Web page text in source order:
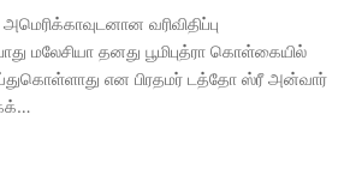
வரிவிதிப்பு
மலேசியா தனது பூமிபுத்ரா கொள்கையில்
என பிரதமர் டத்தோ ஸ்ரீ அன்வார்